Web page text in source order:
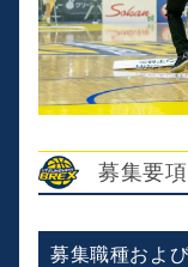
募集要項
募集職種およ